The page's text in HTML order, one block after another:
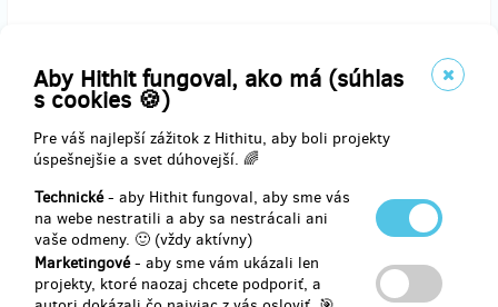
Aby Hithit fungoval, ako má (súhlas
s cookies 🍪)
Pre váš najlepší zážitok z Hithitu, aby boli projekty
úspešnejšie a svet dúhovejší. 🌈
Technické- aby Hithit fungoval, aby sme vás
na webe nestratili a aby sa nestrácali ani
vaše odmeny. 🙂 (vždy aktívny)
Marketingové- aby sme vám ukázali len
projekty, ktoré naozaj chcete podporiť, a
pohodlí, trvanlivost a věrnost. Univerzální velikost. Od Terezy
Leather&Furry Bracelets
Bracelets from recycled furs. Lined with leather for comfort,
durability and authenticity. Unisize! By Tereza
Doručenia odmeny: na adresu, do štvrť roka po ukončení projektu
na Hithitu
11,54 €
(280 Kč)